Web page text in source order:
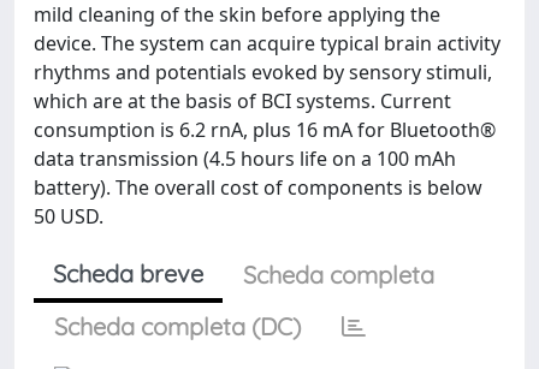
mild cleaning of the skin before applying the
device. The system can acquire typical brain activity
rhythms and potentials evoked by sensory stimuli,
which are at the basis of BCI systems. Current
consumption is 6.2 rnA, plus 16 mA for Bluetooth®
data transmission (4.5 hours life on a 100 mAh
battery). The overall cost of components is below
50 USD.
Scheda breve
Scheda completa
Scheda completa (DC)